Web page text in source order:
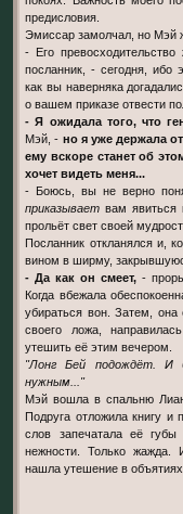
предисловия.
Эмиссар замолчал, но Мэй
- Его
посланник, - сегодня, ибо
как вы наверняка
о вашем приказе отвести
- Я ожидала того, что
Мэй, - но я уже держала
ему вскоре станет об
хочет видеть меня...
- Боюсь, вы не верно
приказывает вам
прольёт свет своей
Посланник откланялся и,
вином в ширму,
- Да как он смеет, -
Когда вбежала
убираться вон. Затем,
своего ложа,
утешить её этим вечером.
"Лонг Бей подождёт. И
нужным..."
Мэй вошла в спальню
Подруга отложила книгу и
слов запечатала её
нежности. Только жажда.
нашла утешение в объятиях